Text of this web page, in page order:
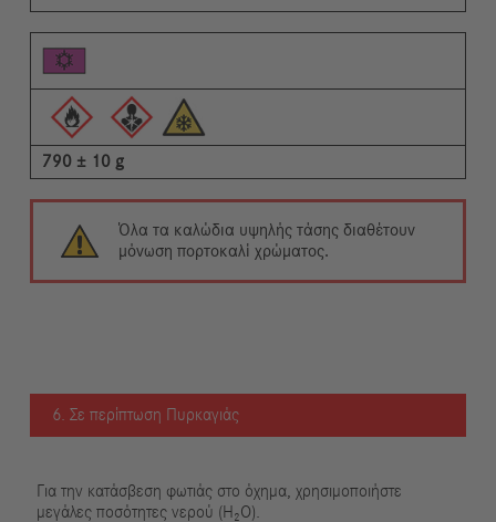
790 ± 10 g
Όλα τα καλώδια υψηλής τάσης διαθέτουν
μόνωση πορτοκαλί χρώματος.
6. Σε περίπτωση Πυρκαγιάς
Για την κατάσβεση φωτιάς στο όχημα, χρησιμοποιήστε
μεγάλες ποσότητες νερού (H₂O).